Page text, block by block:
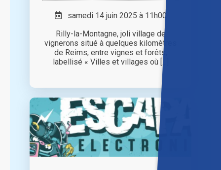
samedi 14 juin 2025 à 11h00
Rilly-la-Montagne, joli village de
vignerons situé à quelques kilomètres
de Reims, entre vignes et forêts,
labellisé « Villes et villages où [...]